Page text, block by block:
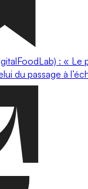
: « Le
du passage à